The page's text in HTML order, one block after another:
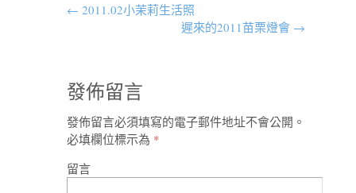
← 2011.02小茉莉生活照
遲來的2011苗栗燈會 →
發佈留言
發佈留言必須填寫的電子郵件地址不會公開。
必填欄位標示為 *
留言